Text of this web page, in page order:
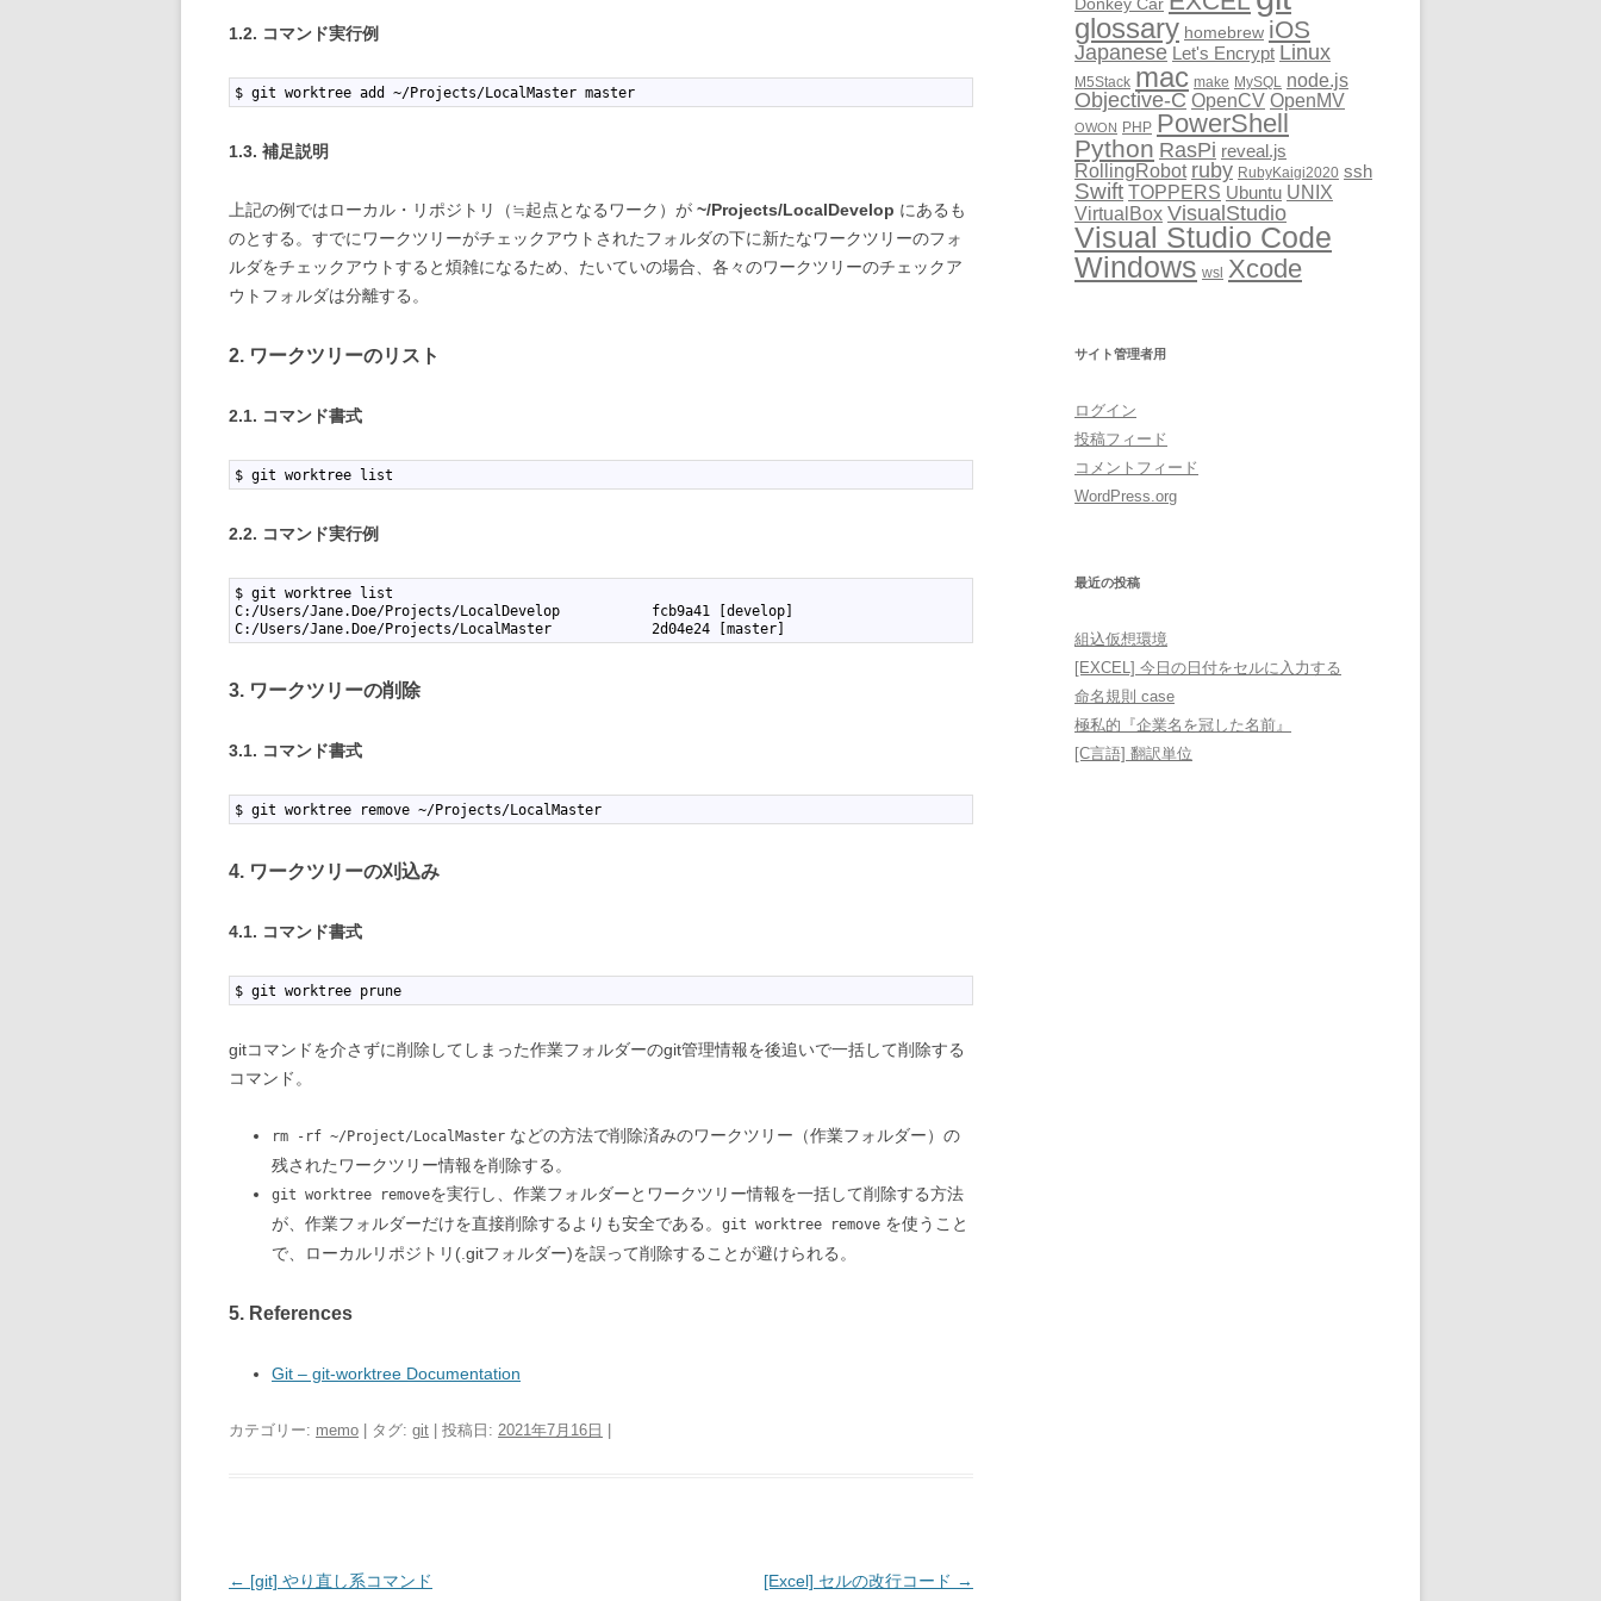
1.2. コマンド実行例
$ git worktree add ~/Projects/LocalMaster master
1.3. 補足説明
上記の例ではローカル・リポジトリ（≒起点となるワーク）が ~/Projects/LocalDevelop にあるも
のとする。すでにワークツリーがチェックアウトされたフォルダの下に新たなワークツリーのフォ
ルダをチェックアウトすると煩雑になるため、たいていの場合、各々のワークツリーのチェックア
ウトフォルダは分離する。
2. ワークツリーのリスト
2.1. コマンド書式
$ git worktree list
2.2. コマンド実行例
$ git worktree list
C:/Users/Jane.Doe/Projects/LocalDevelop           fcb9a41 [develop]
C:/Users/Jane.Doe/Projects/LocalMaster            2d04e24 [master]
3. ワークツリーの削除
3.1. コマンド書式
$ git worktree remove ~/Projects/LocalMaster
4. ワークツリーの刈込み
4.1. コマンド書式
$ git worktree prune
gitコマンドを介さずに削除してしまった作業フォルダーのgit管理情報を後追いで一括して削除する
コマンド。
rm -rf ~/Project/LocalMaster などの方法で削除済みのワークツリー（作業フォルダー）の
残されたワークツリー情報を削除する。
git worktree removeを実行し、作業フォルダーとワークツリー情報を一括して削除する方法
が、作業フォルダーだけを直接削除するよりも安全である。 git worktree remove を使うこと
で、ローカルリポジトリ(.gitフォルダー)を誤って削除することが避けられる。
5. References
Git – git-worktree Documentation
カテゴリー: memo | タグ: git | 投稿日: 2021年7月16日
投
← [git] やり直し系コマンド [Excel] セルの改行コード →
Donkey Car
glossary homebrew iOS
Japanese Let's Encrypt Linux
M5Stack mac make MySQL node.js
Objective-C OpenCV OpenMV
OWON PHP PowerShell
Python RasPi reveal.js
RollingRobot ruby RubyKaigi2020 ssh
Swift TOPPERS Ubuntu UNIX
VirtualBox VisualStudio
Visual Studio Code
Windows wsl Xcode
サイト管理者用
ログイン
投稿フィード
コメントフィード
WordPress.org
最近の投稿
組込仮想環境
[EXCEL] 今日の日付をセルに入力する
命名規則 case
極私的『企業名を冠した名前』
[C言語] 翻訳単位